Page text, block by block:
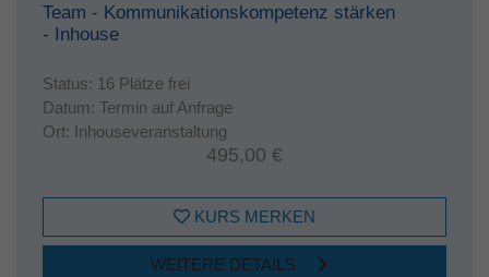
Team - Kommunikationskompetenz stärken
- Inhouse
Status: 16 Plätze frei
Datum: Termin auf Anfrage
Ort: Inhouseveranstaltung
495,00 €
KURS MERKEN
WEITERE DETAILS